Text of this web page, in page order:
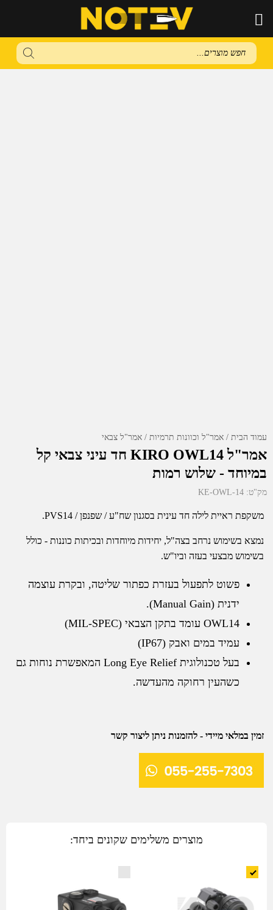
Products
search
עמוד הבית אמר"ל וכוונות תרמיות אמר"ל צבאי
אמר"ל KIRO OWL14 חד עיני צבאי קל
במיוחד - שלוש רמות
מק"ט: KE-OWL-14
משקפת ראיית לילה חד עינית בסגנון שח"ע / שפנפן / PVS14.
נמצא בשימוש נרחב בצה"ל, יחידות מיוחדות ובכיתות כוננות - כולל
בשימוש מבצעי בעזה וביו"ש.
פשוט לתפעול בעזרת כפתור שליטה, ובקרת עוצמה
ידנית (Manual Gain).
OWL14 עומד בתקן הצבאי (MIL-SPEC)
עמיד במים ואבק (IP67)
בעל טכנולוגית Long Eye Relief המאפשרת נוחות גם
כשהעין רחוקה מהעדשה.
זמין במלאי מיידי - להזמנות ניתן ליצור קשר
מוצרים משלימים שקונים ביחד: